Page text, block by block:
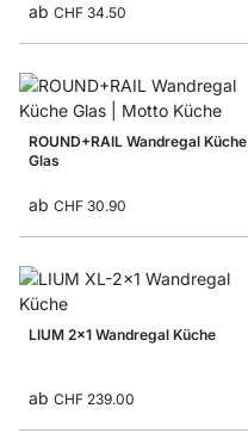
ab CHF 34.50
ROUND+RAIL Wandregal Küche
Glas
ab CHF 30.90
LIUM 2x1 Wandregal Küche
ab CHF 239.00